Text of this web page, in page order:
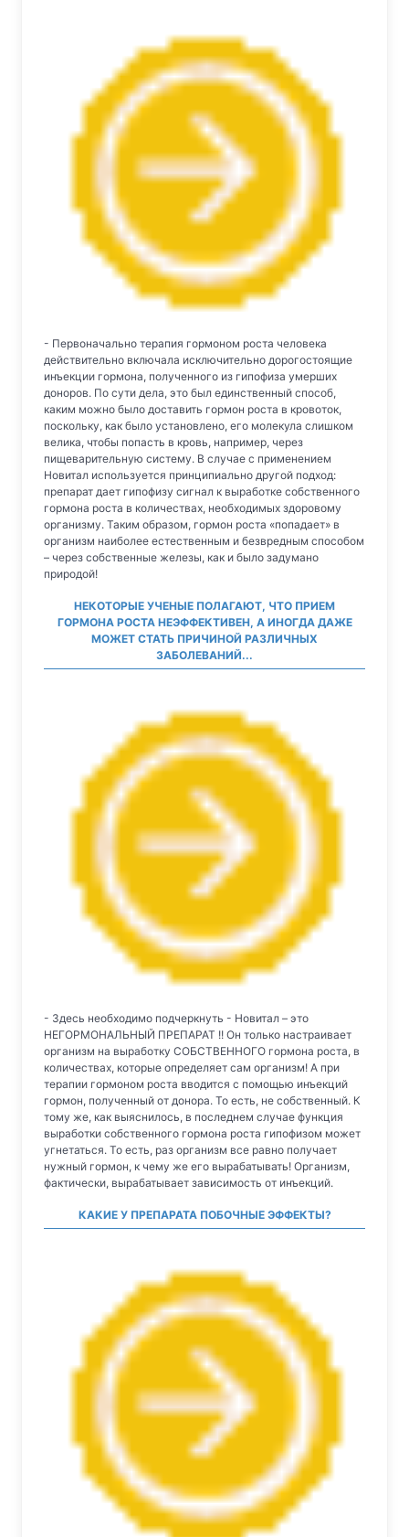
- Первоначально терапия гормоном роста человека
действительно включала исключительно дорогостоящие
инъекции гормона, полученного из гипофиза умерших
доноров. По сути дела, это был единственный способ,
каким можно было доставить гормон роста в кровоток,
поскольку, как было установлено, его молекула слишком
велика, чтобы попасть в кровь, например, через
пищеварительную систему. В случае с применением
Новитал используется принципиально другой подход:
препарат дает гипофизу сигнал к выработке собственного
гормона роста в количествах, необходимых здоровому
организму. Таким образом, гормон роста «попадает» в
организм наиболее естественным и безвредным способом
– через собственные железы, как и было задумано
природой!
НЕКОТОРЫЕ УЧЕНЫЕ ПОЛАГАЮТ, ЧТО ПРИЕМ
ГОРМОНА РОСТА НЕЭФФЕКТИВЕН, А ИНОГДА ДАЖЕ
МОЖЕТ СТАТЬ ПРИЧИНОЙ РАЗЛИЧНЫХ
ЗАБОЛЕВАНИЙ...
- Здесь необходимо подчеркнуть - Новитал – это
НЕГОРМОНАЛЬНЫЙ ПРЕПАРАТ !! Он только настраивает
организм на выработку СОБСТВЕННОГО гормона роста, в
количествах, которые определяет сам организм! А при
терапии гормоном роста вводится с помощью инъекций
гормон, полученный от донора. То есть, не собственный. К
тому же, как выяснилось, в последнем случае функция
выработки собственного гормона роста гипофизом может
угнетаться. То есть, раз организм все равно получает
нужный гормон, к чему же его вырабатывать! Организм,
фактически, вырабатывает зависимость от инъекций.
КАКИЕ У ПРЕПАРАТА ПОБОЧНЫЕ ЭФФЕКТЫ?